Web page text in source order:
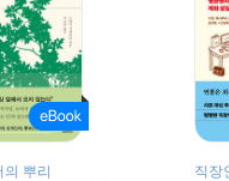
뿌리 직장